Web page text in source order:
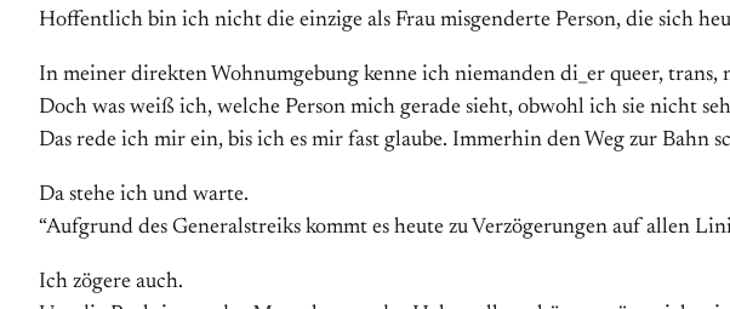
Hoffentlich bin ich nicht die einzige als Frau misgenderte Person, die sich
In meiner direkten Wohnumgebung kenne ich niemanden di_er queer,
Doch was weiß ich, welche Person mich gerade sieht, obwohl ich sie nicht
Das rede ich mir ein, bis ich es mir fast glaube. Immerhin den Weg zur Bahn
Da stehe ich und warte.
“Aufgrund des Generalstreiks kommt es heute zu Verzögerungen auf allen
Ich zögere auch.